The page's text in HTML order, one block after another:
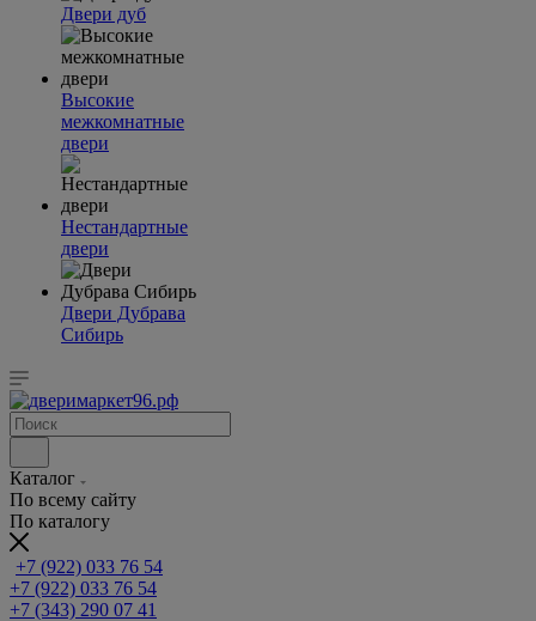
Двери дуб
Высокие
межкомнатные
двери
Нестандартные
двери
Двери Дубрава
Сибирь
Каталог
По всему сайту
По каталогу
+7 (922) 033 76 54
+7 (922) 033 76 54
+7 (343) 290 07 41